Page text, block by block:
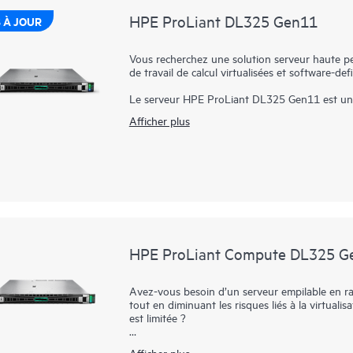
À JOUR HPE ProLiant DL325 Gen11
Vous recherchez une solution serveur haute
de travail de calcul virtualisées et software-
Le serveur HPE ProLiant DL325 Gen11 est
avec les avantages économiques d’un modèle
mémoire supérieure (jusqu’à 3 To), des I/O
charge jusqu’à deux processeurs
sécurisées à la périphérie qui nécessitent un
passante du réseau.
Afficher plus
HPE ProLiant Compute DL325
Avez-vous besoin d’un serveur empilable en
tout en diminuant les risques liés à la
est limitée ?